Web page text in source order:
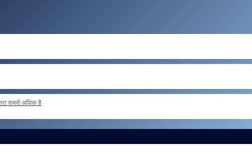
basis to formations outside the zone Reg
सबसे अधिक है